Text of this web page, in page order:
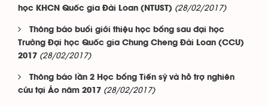
học KHCN Quốc gia Đài Loan (NTUST) (28/02/2017)
Thông báo buổi giới thiệu học bổng sau đại học
Trường Đại học Quốc gia Chung Cheng Đài Loan (CCU)
2017 (28/02/2017)
Thông báo lần 2 Học bổng Tiến sỹ và hỗ trợ nghiên
cứu tại Áo năm 2017 (28/02/2017)